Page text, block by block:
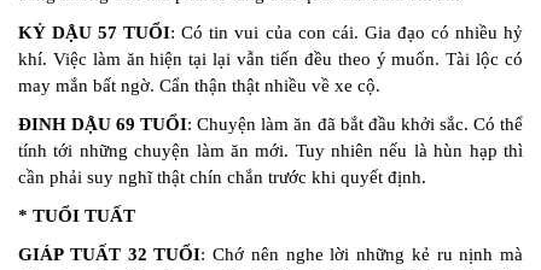
KỶ DẬU 57 TUỔI: Có tin vui của con cái. Gia đạo có nhiều hỷ
khí. Việc làm ăn hiện tại lại vẫn tiến đều theo ý muốn. Tài lộc có
may mắn bất ngờ. Cẩn thận thật nhiều về xe cộ.
ĐINH DẬU 69 TUỔI: Chuyện làm ăn đã bắt đầu khởi sắc. Có thể
tính tới những chuyện làm ăn mới. Tuy nhiên nếu là hùn hạp thì
cần phải suy nghĩ thật chín chắn trước khi quyết định.
* TUỔI TUẤT
GIÁP TUẤT 32 TUỔI: Chớ nên nghe lời những kẻ ru nịnh mà